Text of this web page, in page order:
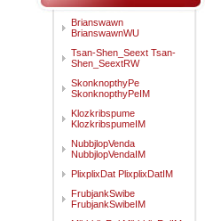
Brianswawn
BrianswawnWU
Tsan-Shen_Seext Tsan-
Shen_SeextRW
SkonknopthyPe
SkonknopthyPeIM
Klozkribspume
KlozkribspumeIM
NubbjlopVenda
NubbjlopVendaIM
PlixplixDat PlixplixDatIM
FrubjankSwibe
FrubjankSwibeIM